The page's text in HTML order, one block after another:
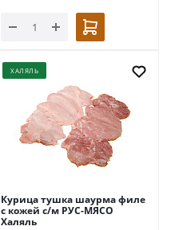
ХАЛЯЛЬ
Курица тушка шаурма филе
с кожей с/м РУС-МЯСО
Халяль